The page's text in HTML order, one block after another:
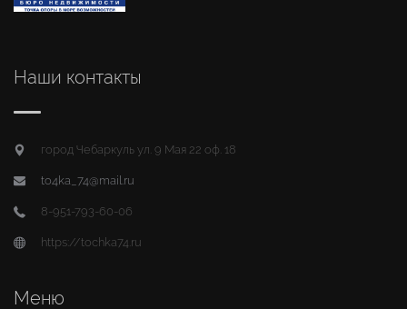
Наши контакты
город Чебаркуль ул. 9 Мая 22 оф. 18
to4ka_74@mail.ru
8-951-793-60-06
https://tochka74.ru
Меню